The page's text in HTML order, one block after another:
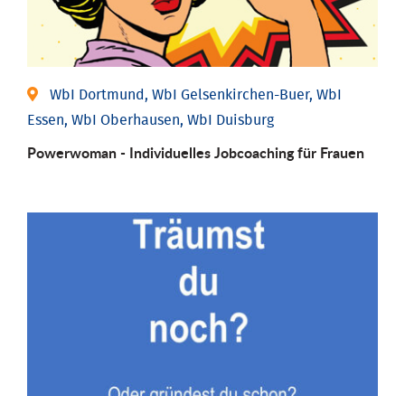
WbI Dortmund, WbI Gelsenkirchen-Buer, WbI
Essen, WbI Oberhausen, WbI Duisburg
Powerwoman - Individu­elles Job­coaching für Frauen